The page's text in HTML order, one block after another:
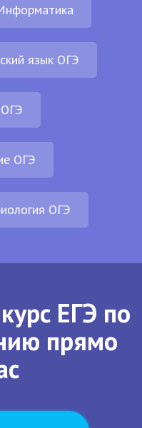
язык ОГЭ
ОГЭ
ОГЭ
ЕГЭ по
прямо